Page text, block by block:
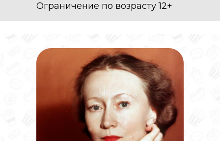
Ограничение по возрасту 12+